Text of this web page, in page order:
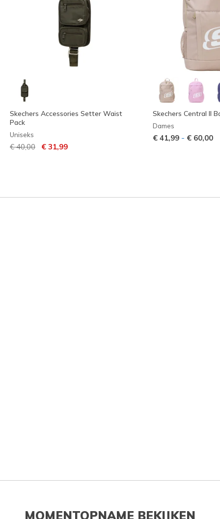
Skechers Accessories Setter Waist
Pack
Uniseks
Prijs verlaagd van
€ 40,00 naar
€ 31,99
Skechers Central II
Dames
€ 41,99 - € 60,00
MOMENTOPNAME BEKIJKEN